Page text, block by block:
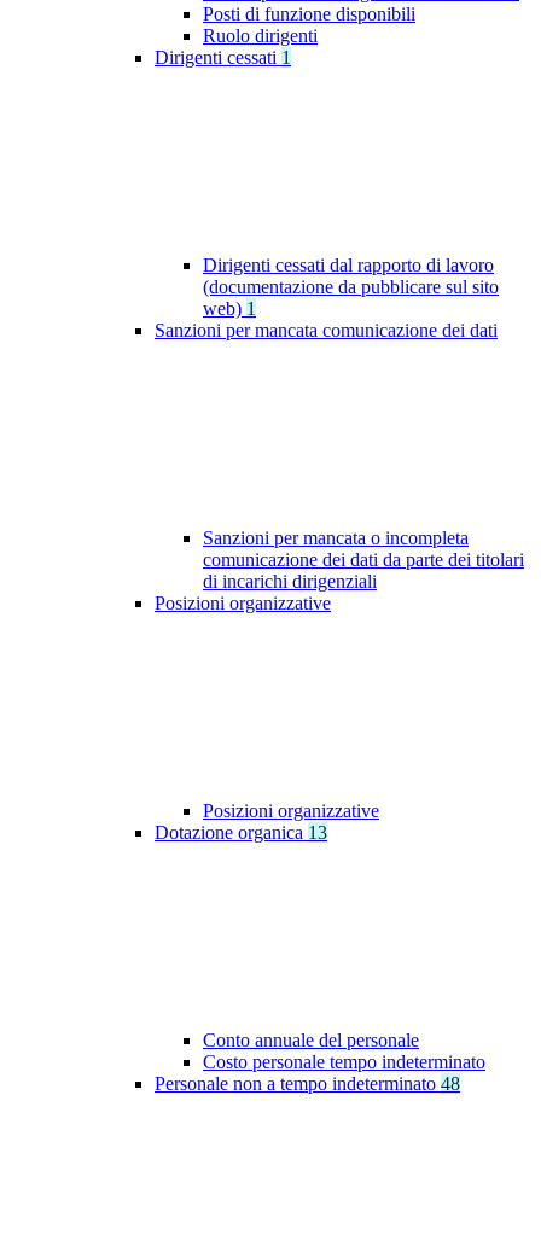
Posti di funzione disponibili
Ruolo dirigenti
Dirigenti cessati 1
Dirigenti cessati dal rapporto di lavoro
(documentazione da pubblicare sul sito
web) 1
Sanzioni per mancata comunicazione dei dati
Sanzioni per mancata o incompleta
comunicazione dei dati da parte dei titolari
di incarichi dirigenziali
Posizioni organizzative
Posizioni organizzative
Dotazione organica 13
Conto annuale del personale
Costo personale tempo indeterminato
Personale non a tempo indeterminato 48